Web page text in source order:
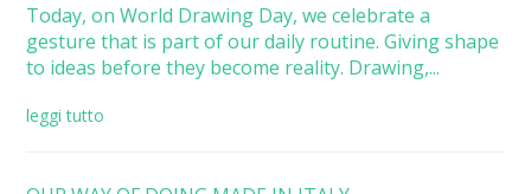
Today, on World Drawing Day, we celebrate a
gesture that is part of our daily routine. Giving shape
to ideas before they become reality. Drawing,...
leggi tutto